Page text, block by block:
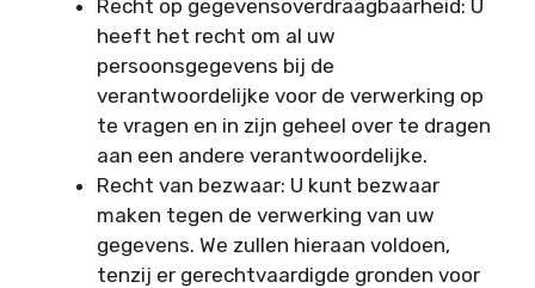
Recht op gegevensoverdraagbaarheid: U
heeft het recht om al uw
persoonsgegevens bij de
verantwoordelijke voor de verwerking op
te vragen en in zijn geheel over te dragen
aan een andere verantwoordelijke.
Recht van bezwaar: U kunt bezwaar
maken tegen de verwerking van uw
gegevens. We zullen hieraan voldoen,
tenzij er gerechtvaardigde gronden voor